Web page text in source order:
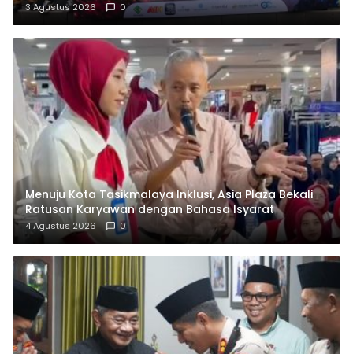
3 Agustus 2026 0
Menuju Kota Tasikmalaya Inklusi, Asia Plaza Bekali
Ratusan Karyawan dengan Bahasa Isyarat
4 Agustus 2026 0